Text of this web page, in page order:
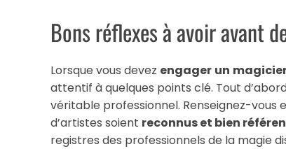
Bons réflexes à avoir avant
Lorsque vous devez engager un
attentif à quelques points clé. Tout
véritable professionnel. Renseignez-vous
d’artistes soient reconnus et bien
registres des professionnels de la magie